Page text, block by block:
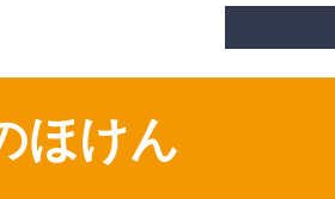
ほけん